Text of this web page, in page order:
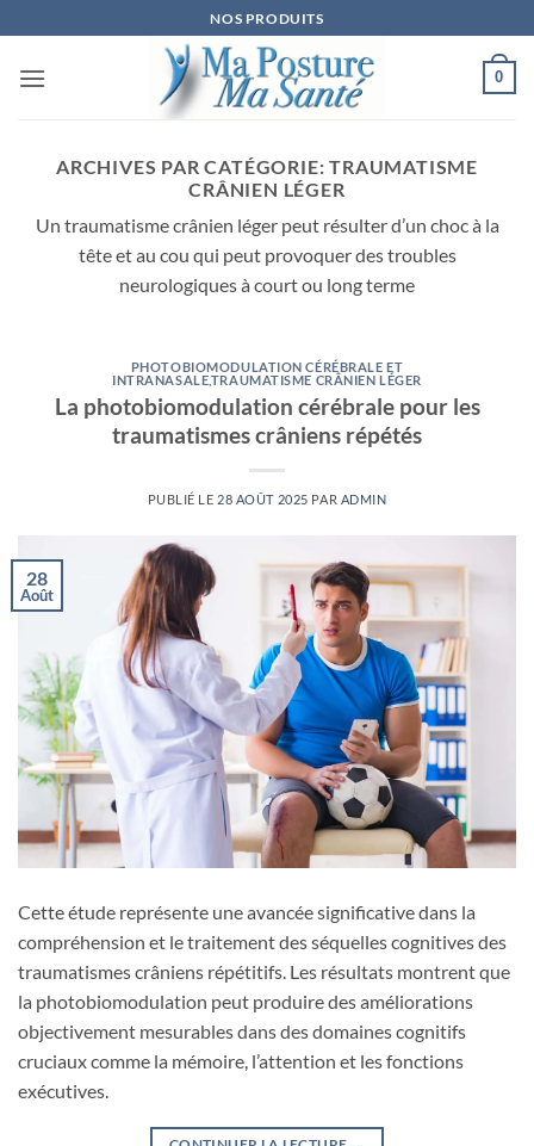
au
contenu
NOS PRODUITS
0
ARCHIVES PAR CATÉGORIE:TRAUMATISME
CRÂNIEN LÉGER
Un traumatisme crânien léger peut résulter d’un choc à la
tête et au cou qui peut provoquer des troubles
neurologiques à court ou long terme
PHOTOBIOMODULATION CÉRÉBRALE ET
INTRANASALETRAUMATISME CRÂNIEN LÉGER
La photobiomodulation cérébrale pour les
traumatismes crâniens répétés
PUBLIÉ LE 28 AOÛT 2025 PAR ADMIN
28
Août
Cette étude représente une avancée significative dans la
compréhension et le traitement des séquelles cognitives des
traumatismes crâniens répétitifs. Les résultats montrent que
la photobiomodulation peut produire des améliorations
objectivement mesurables dans des domaines cognitifs
cruciaux comme la mémoire, l’attention et les fonctions
exécutives.